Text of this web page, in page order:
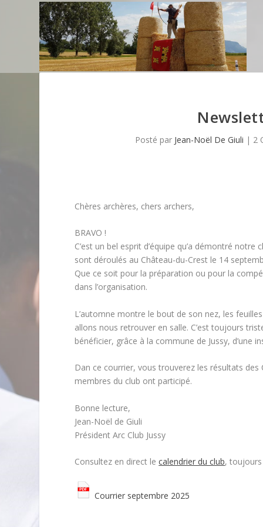
Posté par Jean-Noël De Giuli | 2
Chères archères, chers archers,
BRAVO !
C’est un bel esprit d’équipe qu’a démontré
sont déroulés au Château-du-Crest le 14
Que ce soit pour la préparation ou pour la
dans l’organisation.
L’automne montre le bout de son nez, les
allons nous retrouver en salle. C’est toujours
bénéficier, grâce à la commune de Jussy, d’une
Dan ce courrier, vous trouverez les résultats
membres du club ont participé.
Bonne lecture,
Jean-Noël de Giuli
Président Arc Club Jussy
Consultez en direct lecalendrier du club, toujours
Courrier septembre 2025